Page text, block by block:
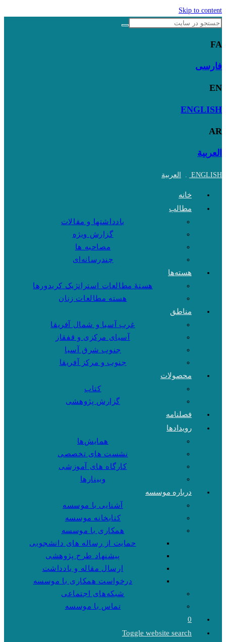
Skip to content
FA
فارسی
EN
ENGLISH
AR
العربية
ENGLISH
. العربية
خانه
مطالب
یادداشتها و مقالات
گزارش ویژه
مصاحبه ها
چندرسانه‌ای
هسته‌ها
هستهٔ مطالعات استراتژیک کریدورها
هسته مطالعات زنان
مناطق
غرب آسیا و شمال آفریقا
آسیای مرکزی و قفقاز
جنوب شرق آسیا
جنوب و مرکز آفریقا
محصولات
کتاب
گزارش پژوهشی
فصلنامه
رویدادها
همایش‌ها
نشست های تخصصی
کارگاه های آموزشی
وبینارها
درباره موسسه
آشنایی با موسسه
کتابخانه موسسه
همکاری با موسسه
حمایت از رساله های دانشجویی
پیشنهاد طرح پژوهشی
ارسال مقاله و یادداشت
درخواست همکاری با موسسه
شبکه‌های اجتماعی
تماس با موسسه
0
Toggle website search